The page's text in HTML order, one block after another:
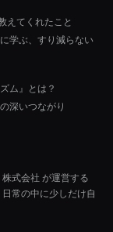
えてくれたこと
学ぶ、すり減らない
ム』とは？
深いつながり
式会社 が運営する
常の中に少しだけ自